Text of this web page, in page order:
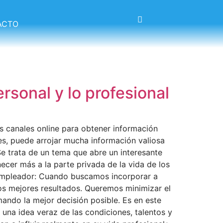
y lo profesional
canales online para obtener información
puede arrojar mucha información valiosa
trata de un tema que abre un interesante
más a la parte privada de la vida de los
Cuando buscamos incorporar a
mejores resultados. Queremos minimizar el
la mejor decisión posible. Es en este
idea veraz de las condiciones, talentos y